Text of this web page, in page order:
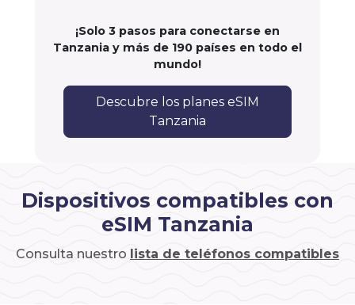
¡Solo 3 pasos para conectarse en
Tanzania y más de 190 países en todo el
mundo!
Descubre los planes eSIM
Tanzania
Dispositivos compatibles con
eSIM Tanzania
Consulta nuestro lista de teléfonos compatibles